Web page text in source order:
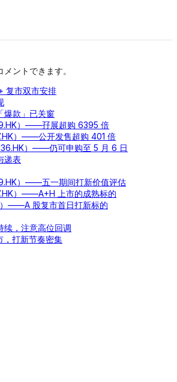
ントできます。
复市双市安排
爆款」已关窗
）——孖展超购 6395 倍
）——公开发售超购 401 倍
）——仍可申购至 5 月 6 日
递表
）——五一期间打新价值评估
）——A+H 上市的成熟标的
——A 股复市首日打新标的
续，注意高位回调
，打新节奏密集